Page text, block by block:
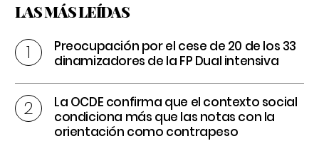
LAS MÁS LEÍDAS
Preocupación por el cese de 20 de los 33
dinamizadores de la FP Dual intensiva
La OCDE confirma que el contexto social
condiciona más que las notas con la
orientación como contrapeso